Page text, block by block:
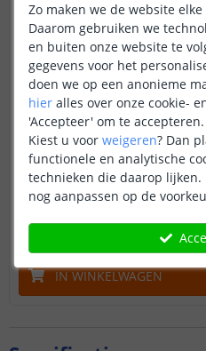
Accessoire set voor
Neon Maxi Rond
(1 reviews)
OP VOORRAAD
IN WINKELWAGEN
Zo maken we de website
Daarom gebruiken we
en buiten onze website te
gegevens voor het
doen we op een anonieme
hier alles over onze cookie-
'Accepteer' om te accepteren.
Kiest u voor weigeren? Dan
functionele en analytische
technieken die daarop
nog aanpassen op de